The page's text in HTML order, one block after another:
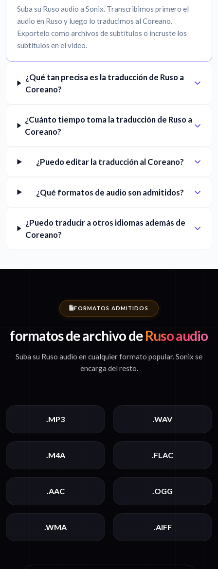
Suba su Ruso audio a Sonix. Transcribimos primero el
audio en Ruso y luego lo traducimos al Coreano.
Exportelo como archivos de subtítulos o incruste los
subtítulos en el video.
¿Qué tan precisa es la traducción de Ruso a
Coreano?
¿Cuánto tiempo toma la traducción de Ruso a
Coreano?
¿Puedo editar la traducción al Coreano?
¿Qué formatos de audio son admitidos?
¿Puedo traducir a otros idiomas además de
Coreano?
FORMATOS ADMITIDOS
formatos de archivo deRuso audio
Suba su Ruso audio en cualquier formato popular. Sonix se
encarga del resto.
.MP3 .WAV
.M4A .FLAC
.AAC .OGG
.WMA .AIFF